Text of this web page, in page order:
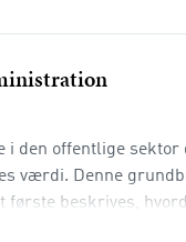
den offentlige
værdi. Denne
beskrives,